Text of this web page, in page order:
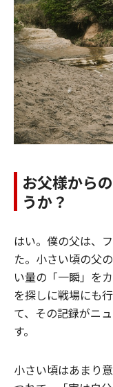
お父様から
うか？
はい。僕の父は、
た。小さい頃の父
い量の「一瞬」を
を探しに戦場にも
て、その記録がニ
す。
小さい頃はあまり